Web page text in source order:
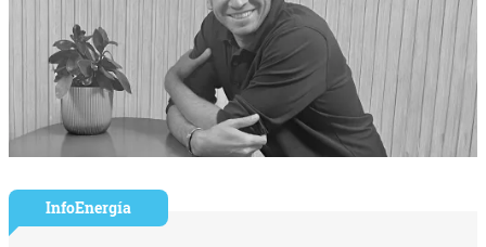
InfoEnergía